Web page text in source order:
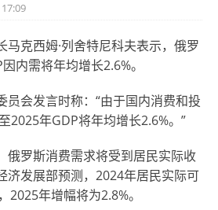
马克西姆·列舍特尼科夫表示，俄罗
内需将年均增长2.6%。
员会发言时称：“由于国内消费和投
2025年GDP将年均增长2.6%。”
俄罗斯消费需求将受到居民实际收
济发展部预测，2024年居民实际可
2025年增幅将为2.8%。